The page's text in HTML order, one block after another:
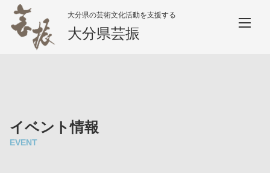
大分県の芸術文化活動を支援する
大分県芸振
イベント情報
EVENT